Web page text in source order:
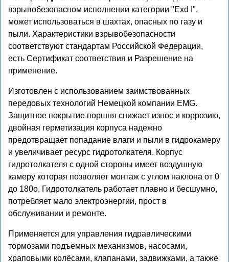
взрывобезопасном исполнении категории "Exd I",
может использоваться в шахтах, опасных по газу и
пыли. Характеристики взрывобезопасности
соответствуют стандартам Российской Федерации,
есть Сертификат соответствия и Разрешение на
применение.
Изготовлен с использованием заимствованных
передовых технологий Немецкой компании EMG.
Защитное покрытие поршня снижает износ и коррозию,
двойная герметизация корпуса надежно
предотвращает попадание влаги и пыли в гидрокамеру
и увеличивает ресурс гидротолкателя. Корпус
гидротолкателя с одной стороны имеет воздушную
камеру которая позволяет монтаж с углом наклона от 0
до 180о. Гидротолкатель работает плавно и бесшумно,
потребляет мало электроэнергии, прост в
обслуживании и ремонте.
Применяется для управления гидравлическими
тормозами подъемных механизмов, насосами,
храповыми колёсами, клапанами, задвижками, а также